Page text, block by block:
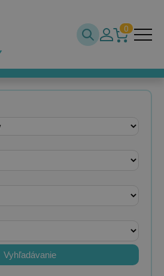
0
Vyhľadávanie